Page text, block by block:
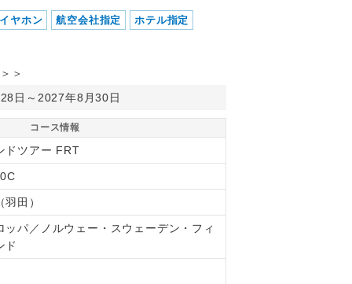
ヤホン 航空会社指定
ホテル指定
＞
日～2027年8月30日
コース情報
ドツアー FRT
羽田）
ッパ／ノルウェー・スウェーデン・フィ
ド